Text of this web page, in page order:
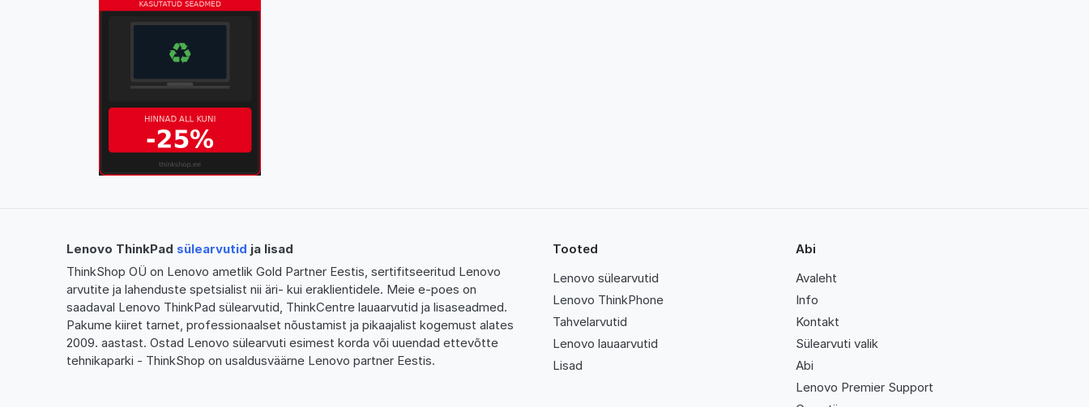
Lenovo ThinkPad sülearvutid ja lisad
ThinkShop OÜ on Lenovo ametlik Gold Partner Eestis, sertifitseeritud Lenovo
arvutite ja lahenduste spetsialist nii äri- kui eraklientidele. Meie e-poes on
saadaval Lenovo ThinkPad sülearvutid, ThinkCentre lauaarvutid ja lisaseadmed.
Pakume kiiret tarnet, professionaalset nõustamist ja pikaajalist kogemust alates
2009. aastast. Ostad Lenovo sülearvuti esimest korda või uuendad ettevõtte
tehnikaparki - ThinkShop on usaldusväärne Lenovo partner Eestis.
Tooted
Lenovo sülearvutid
Lenovo ThinkPhone
Tahvelarvutid
Lenovo lauaarvutid
Lisad
Abi
Avaleht
Info
Kontakt
Sülearvuti valik
Abi
Lenovo Premier Support